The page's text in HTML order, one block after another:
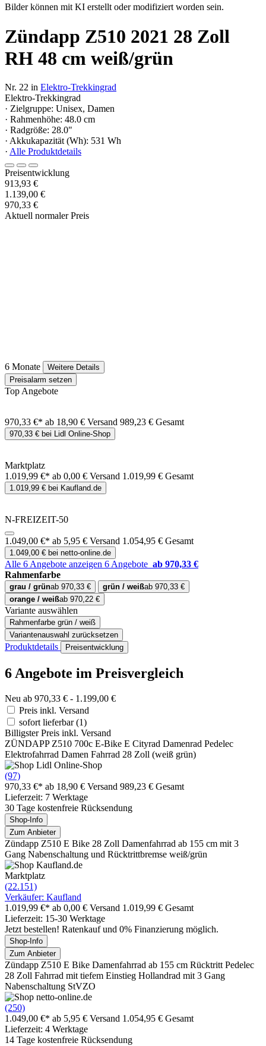
Bilder können mit KI erstellt oder modifiziert worden sein.
Zündapp Z510 2021 28 Zoll
RH 48 cm weiß/grün
Nr. 22 in Elektro-Trekkingrad
Elektro-Trekkingrad
· Zielgruppe: Unisex, Damen
· Rahmenhöhe: 48.0 cm
· Radgröße: 28.0"
· Akkukapazität (Wh): 531 Wh
· Alle Produktdetails
Preisentwicklung
913,93 €
1.139,00 €
970,33 €
Aktuell normaler Preis
6 Monate
Weitere Details
Preisalarm setzen
Top Angebote
970,33 €* ab 18,90 € Versand 989,23 € Gesamt
970,33 € bei Lidl Online-Shop
Marktplatz
1.019,99 €* ab 0,00 € Versand 1.019,99 € Gesamt
1.019,99 € bei Kaufland.de
N-FREIZEIT-50
1.049,00 €* ab 5,95 € Versand 1.054,95 € Gesamt
1.049,00 € bei netto-online.de
Alle 6 Angebote anzeigen 6 Angebote ab 970,33 €
Rahmenfarbe
grau / grünab 970,33 € grün / weißab 970,33 €
orange / weißab 970,22 €
Variante auswählen
Rahmenfarbe grün / weiß
Variantenauswahl zurücksetzen
Produktdetails Preisentwicklung
6 Angebote im Preisvergleich
Neu ab 970,33 € - 1.199,00 €
Preis inkl. Versand
sofort lieferbar(1)
Billigster Preis inkl. Versand
ZÜNDAPP Z510 700c E-Bike E Cityrad Damenrad Pedelec
Elektrofahrrad Damen Fahrrad 28 Zoll (weiß grün)
(97)
970,33 €* ab 18,90 € Versand 989,23 € Gesamt
Lieferzeit: 7 Werktage
30 Tage kostenfreie Rücksendung
Shop-Info
Zum Anbieter
Zündapp Z510 E Bike 28 Zoll Damenfahrrad ab 155 cm mit 3
Gang Nabenschaltung und Rücktrittbremse weiß/grün
Marktplatz
(22.151)
Verkäufer: Kaufland
1.019,99 €* ab 0,00 € Versand 1.019,99 € Gesamt
Lieferzeit: 15-30 Werktage
Jetzt bestellen! Ratenkauf und 0% Finanzierung möglich.
Shop-Info
Zum Anbieter
Zündapp Z510 E Bike Damenfahrrad ab 155 cm Rücktritt Pedelec
28 Zoll Fahrrad mit tiefem Einstieg Hollandrad mit 3 Gang
Nabenschaltung StVZO
(250)
1.049,00 €* ab 5,95 € Versand 1.054,95 € Gesamt
Lieferzeit: 4 Werktage
14 Tage kostenfreie Rücksendung